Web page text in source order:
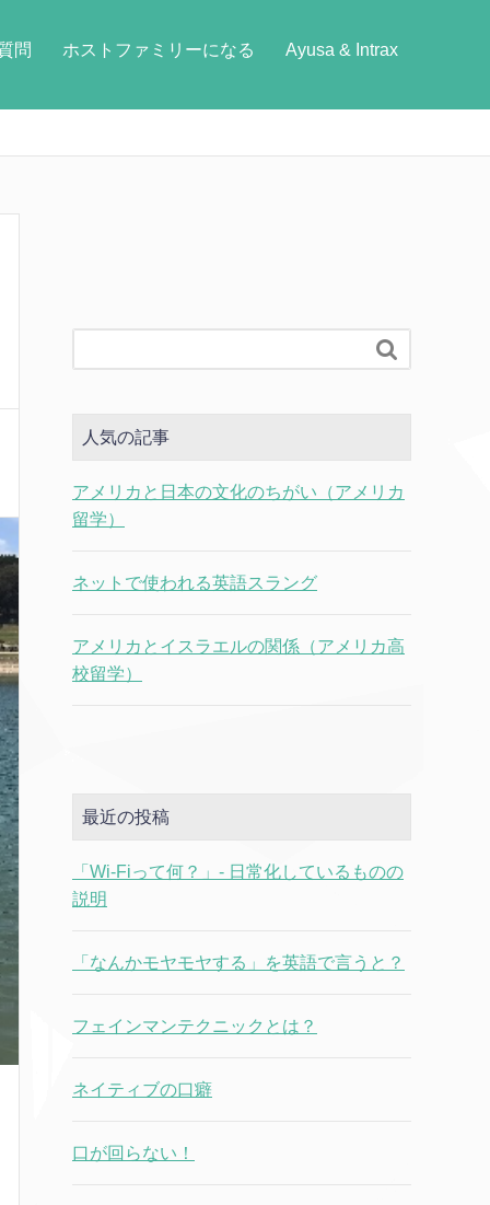
問 ホストファミリーになる Ayusa & Intrax

人気の記事
アメリカと日本の文化のちがい（アメリカ
留学）
ネットで使われる英語スラング
アメリカとイスラエルの関係（アメリカ高
校留学）
最近の投稿
「Wi-Fiって何？」- 日常化しているものの
説明
「なんかモヤモヤする」を英語で言うと？
フェインマンテクニックとは？
ネイティブの口癖
口が回らない！